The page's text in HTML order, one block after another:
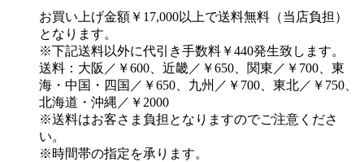
お買い上げ金額￥17,000以上で送料無料（当店負担）
となります。
※下記送料以外に代引き手数料￥440発生致します。
送料：大阪／￥600、近畿／￥650、関東／￥700、東
海・中国・四国／￥650、九州／￥700、東北／￥750、
北海道・沖縄／￥2000
※送料はお客さま負担となりますのでご注意くださ
い。
※時間帯の指定を承ります。